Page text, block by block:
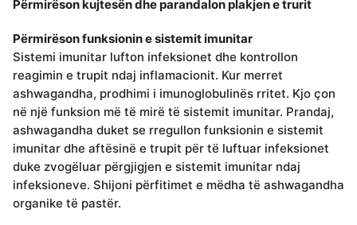
Përmirëson kujtesën dhe parandalon plakjen e trurit
Përmirëson funksionin e sistemit imunitar
Sistemi imunitar lufton infeksionet dhe kontrollon
reagimin e trupit ndaj inflamacionit. Kur merret
ashwagandha, prodhimi i imunoglobulinës rritet. Kjo çon
në një funksion më të mirë të sistemit imunitar. Prandaj,
ashwagandha duket se rregullon funksionin e sistemit
imunitar dhe aftësinë e trupit për të luftuar infeksionet
duke zvogëluar përgjigjen e sistemit imunitar ndaj
infeksioneve. Shijoni përfitimet e mëdha të ashwagandha
organike të pastër.